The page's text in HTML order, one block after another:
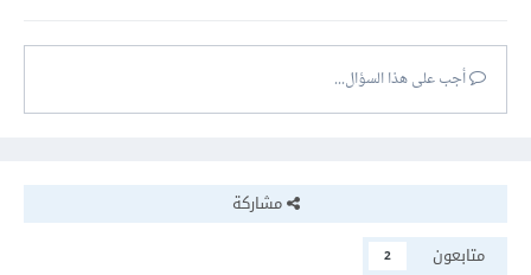
أجب على هذا السؤال...
مشاركة
متابعون
2